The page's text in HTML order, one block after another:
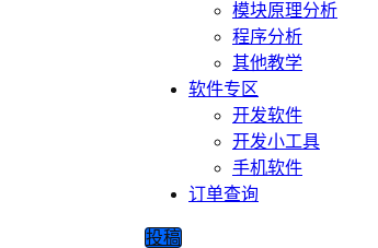
模块原理分析
程序分析
其他教学
软件专区
开发软件
开发小工具
手机软件
订单查询
投稿